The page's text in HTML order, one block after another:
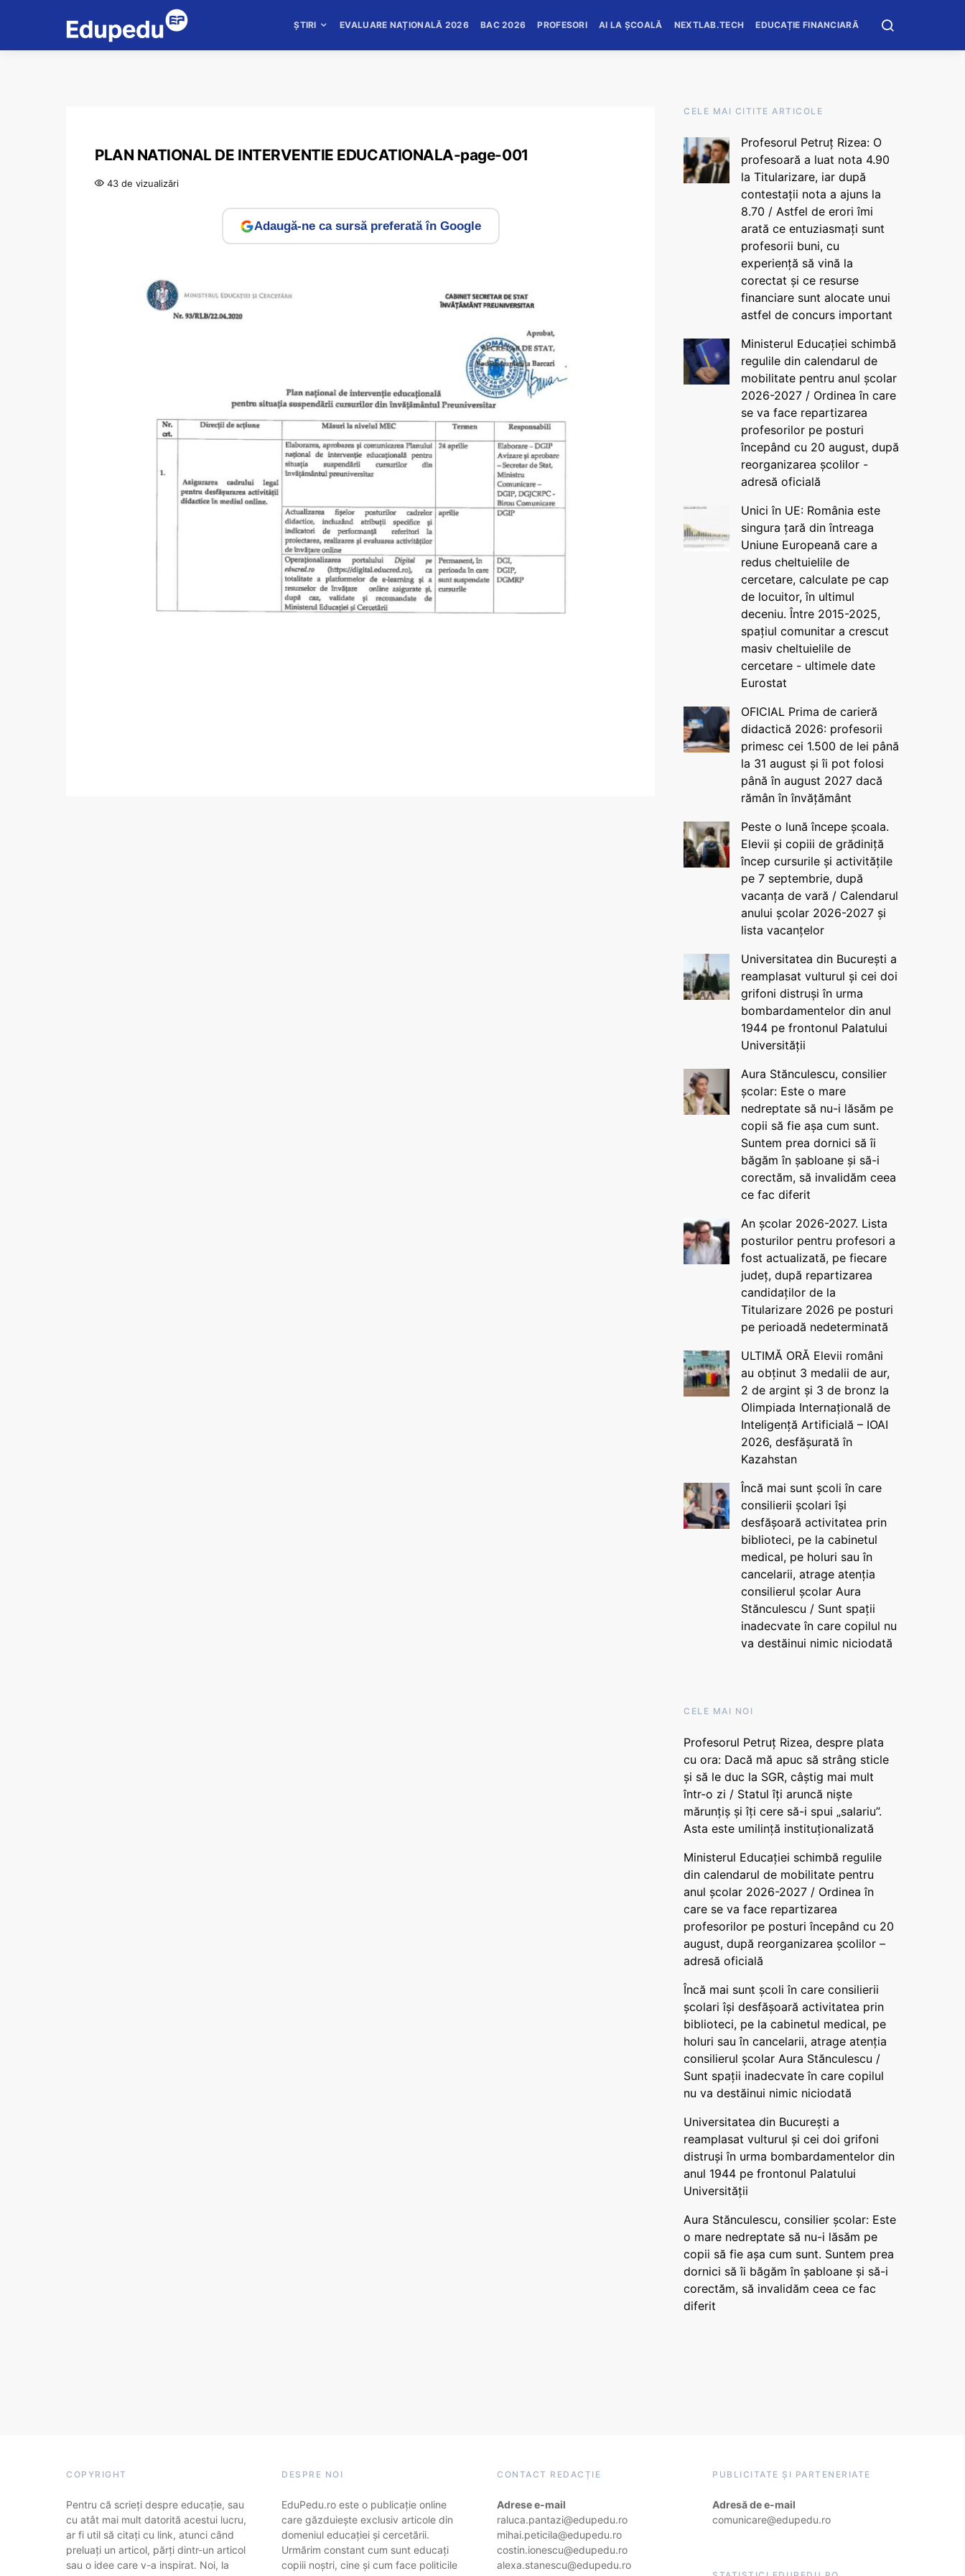
ȘTIRI EVALUARE NAȚIONALĂ 2026 BAC 2026 PROFESORI AI LA ȘCOALĂ NEXTLAB.TECH EDUCAȚIE FINANCIARĂ
PLAN NATIONAL DE INTERVENTIE EDUCATIONALA-page-001
43 de vizualizări
Adaugă-ne ca sursă preferată în Google
CELE MAI CITITE ARTICOLE
Profesorul Petruț Rizea: O
profesoară a luat nota 4.90
la Titularizare, iar după
contestații nota a ajuns la
8.70 / Astfel de erori îmi
arată ce entuziasmați sunt
profesorii buni, cu
experiență să vină la
corectat și ce resurse
financiare sunt alocate unui
astfel de concurs important
Ministerul Educației schimbă
regulile din calendarul de
mobilitate pentru anul școlar
2026-2027 / Ordinea în care
se va face repartizarea
profesorilor pe posturi
începând cu 20 august, după
reorganizarea școlilor -
adresă oficială
Unici în UE: România este
singura țară din întreaga
Uniune Europeană care a
redus cheltuielile de
cercetare, calculate pe cap
de locuitor, în ultimul
deceniu. Între 2015-2025,
spațiul comunitar a crescut
masiv cheltuielile de
cercetare - ultimele date
Eurostat
OFICIAL Prima de carieră
didactică 2026: profesorii
primesc cei 1.500 de lei până
la 31 august și îi pot folosi
până în august 2027 dacă
rămân în învățământ
Peste o lună începe școala.
Elevii și copiii de grădiniță
încep cursurile și activitățile
pe 7 septembrie, după
vacanța de vară / Calendarul
anului școlar 2026-2027 și
lista vacanțelor
Universitatea din București a
reamplasat vulturul și cei doi
grifoni distruși în urma
bombardamentelor din anul
1944 pe frontonul Palatului
Universității
Aura Stănculescu, consilier
școlar: Este o mare
nedreptate să nu-i lăsăm pe
copii să fie așa cum sunt.
Suntem prea dornici să îi
băgăm în șabloane și să-i
corectăm, să invalidăm ceea
ce fac diferit
An școlar 2026-2027. Lista
posturilor pentru profesori a
fost actualizată, pe fiecare
județ, după repartizarea
candidaților de la
Titularizare 2026 pe posturi
pe perioadă nedeterminată
ULTIMĂ ORĂ Elevii români
au obținut 3 medalii de aur,
2 de argint și 3 de bronz la
Olimpiada Internațională de
Inteligență Artificială – IOAI
2026, desfășurată în
Kazahstan
Încă mai sunt școli în care
consilierii școlari își
desfășoară activitatea prin
biblioteci, pe la cabinetul
medical, pe holuri sau în
cancelarii, atrage atenția
consilierul școlar Aura
Stănculescu / Sunt spații
inadecvate în care copilul nu
va destăinui nimic niciodată
CELE MAI NOI
Profesorul Petruț Rizea, despre plata
cu ora: Dacă mă apuc să strâng sticle
și să le duc la SGR, câștig mai mult
într-o zi / Statul îți aruncă niște
mărunțiș și îți cere să-i spui „salariu”.
Asta este umilință instituționalizată
Ministerul Educației schimbă regulile
din calendarul de mobilitate pentru
anul școlar 2026-2027 / Ordinea în
care se va face repartizarea
profesorilor pe posturi începând cu 20
august, după reorganizarea școlilor –
adresă oficială
Încă mai sunt școli în care consilierii
școlari își desfășoară activitatea prin
biblioteci, pe la cabinetul medical, pe
holuri sau în cancelarii, atrage atenția
consilierul școlar Aura Stănculescu /
Sunt spații inadecvate în care copilul
nu va destăinui nimic niciodată
Universitatea din București a
reamplasat vulturul și cei doi grifoni
distruși în urma bombardamentelor din
anul 1944 pe frontonul Palatului
Universității
Aura Stănculescu, consilier școlar: Este
o mare nedreptate să nu-i lăsăm pe
copii să fie așa cum sunt. Suntem prea
dornici să îi băgăm în șabloane și să-i
corectăm, să invalidăm ceea ce fac
diferit
COPYRIGHT
Pentru că scrieți despre educație, sau
cu atât mai mult datorită acestui lucru,
ar fi util să citați cu link, atunci când
preluați un articol, părți dintr-un articol
sau o idee care v-a inspirat. Noi, la
DESPRE NOI
EduPedu.ro este o publicație online
care găzduiește exclusiv articole din
domeniul educației și cercetării.
Urmărim constant cum sunt educați
copiii noștri, cine și cum face politicile
CONTACT REDACȚIE
Adrese e-mail
raluca.pantazi@edupedu.ro
mihai.peticila@edupedu.ro
costin.ionescu@edupedu.ro
alexa.stanescu@edupedu.ro
PUBLICITATE ȘI PARTENERIATE
Adresă de e-mail
comunicare@edupedu.ro